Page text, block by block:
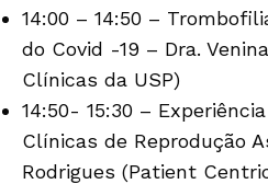
14:00 – 14:50 –
do Covid -19 – Dra.
Clínicas da USP)
14:50- 15:30 –
Clínicas de Reprodução
Rodrigues (Patient